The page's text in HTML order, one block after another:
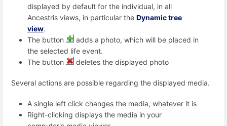
displayed by default for the individual, in all
Ancestris views, in particular the Dynamic tree
view.
The button
adds a photo, which will be placed in
the selected life event.
The button
deletes the displayed photo
Several actions are possible regarding the displayed media.
A single left click changes the media, whatever it is
Right-clicking displays the media in your